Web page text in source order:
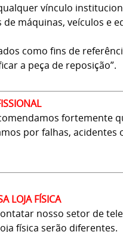
vínculo
máquinas, veículos e
como fins de
a peça de reposição”.
fortemente
por falhas, acidentes
LOJA FÍSICA
nosso setor de
física serão diferentes.